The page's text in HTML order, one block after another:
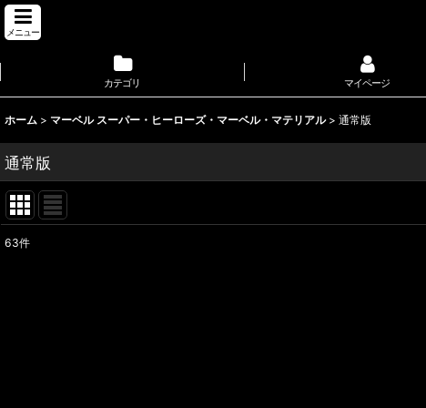
メニュー
カテゴリ マイページ
ホーム > マーベル スーパー・ヒーローズ・マーベル・マテリアル > 通常版
通常版
63件